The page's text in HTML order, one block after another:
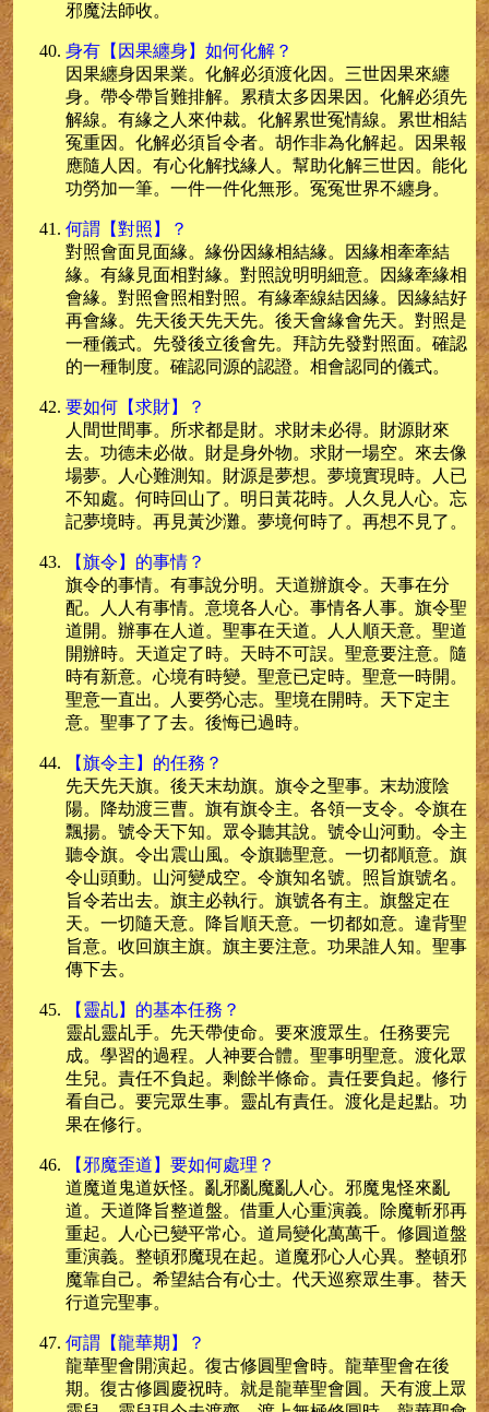
邪魔法師收。
身有【因果纏身】如何化解？
因果纏身因果業。化解必須渡化因。三世因果來纏
身。帶令帶旨難排解。累積太多因果因。化解必須先
解線。有緣之人來仲裁。化解累世冤情線。累世相結
冤重因。化解必須旨令者。胡作非為化解起。因果報
應隨人因。有心化解找緣人。幫助化解三世因。能化
功勞加一筆。一件一件化無形。冤冤世界不纏身。
何謂【對照】？
對照會面見面緣。緣份因緣相結緣。因緣相牽牽結
緣。有緣見面相對緣。對照說明明細意。因緣牽緣相
會緣。對照會照相對照。有緣牽線結因緣。因緣結好
再會緣。先天後天先天先。後天會緣會先天。對照是
一種儀式。先發後立後會先。拜訪先發對照面。確認
的一種制度。確認同源的認證。相會認同的儀式。
要如何【求財】？
人間世間事。所求都是財。求財未必得。財源財來
去。功德未必做。財是身外物。求財一場空。來去像
場夢。人心難測知。財源是夢想。夢境實現時。人已
不知處。何時回山了。明日黃花時。人久見人心。忘
記夢境時。再見黃沙灘。夢境何時了。再想不見了。
【旗令】的事情？
旗令的事情。有事說分明。天道辦旗令。天事在分
配。人人有事情。意境各人心。事情各人事。旗令聖
道開。辦事在人道。聖事在天道。人人順天意。聖道
開辦時。天道定了時。天時不可誤。聖意要注意。隨
時有新意。心境有時變。聖意已定時。聖意一時開。
聖意一直出。人要勞心志。聖境在開時。天下定主
意。聖事了了去。後悔已過時。
【旗令主】的任務？
先天先天旗。後天末劫旗。旗令之聖事。末劫渡陰
陽。降劫渡三曹。旗有旗令主。各領一支令。令旗在
飄揚。號令天下知。眾令聽其說。號令山河動。令主
聽令旗。令出震山風。令旗聽聖意。一切都順意。旗
令山頭動。山河變成空。令旗知名號。照旨旗號名。
旨令若出去。旗主必執行。旗號各有主。旗盤定在
天。一切隨天意。降旨順天意。一切都如意。違背聖
旨意。收回旗主旗。旗主要注意。功果誰人知。聖事
傳下去。
【靈乩】的基本任務？
靈乩靈乩手。先天帶使命。要來渡眾生。任務要完
成。學習的過程。人神要合體。聖事明聖意。渡化眾
生兒。責任不負起。剩餘半條命。責任要負起。修行
看自己。要完眾生事。靈乩有責任。渡化是起點。功
果在修行。
【邪魔歪道】要如何處理？
道魔道鬼道妖怪。亂邪亂魔亂人心。邪魔鬼怪來亂
道。天道降旨整道盤。借重人心重演義。除魔斬邪再
重起。人心已變平常心。道局變化萬萬千。修圓道盤
重演義。整頓邪魔現在起。道魔邪心人心異。整頓邪
魔靠自己。希望結合有心士。代天巡察眾生事。替天
行道完聖事。
何謂【龍華期】？
龍華聖會開演起。復古修圓聖會時。龍華聖會在後
期。復古修圓慶祝時。就是龍華聖會圓。天有渡上眾